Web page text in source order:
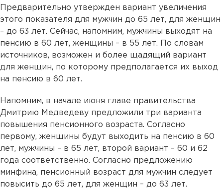
Предварительно утвержден вариант увеличения
этого показателя для мужчин до 65 лет, для женщин
– до 63 лет. Сейчас, напомним, мужчины выходят на
пенсию в 60 лет, женщины – в 55 лет. По словам
источников, возможен и более щадящий вариант
для женщин, по которому предполагается их выход
на пенсию в 60 лет.
Напомним, в начале июня главе правительства
Дмитрию Медведеву предложили три варианта
повышения пенсионного возраста. Согласно
первому, женщины будут выходить на пенсию в 60
лет, мужчины – в 65 лет, второй вариант – 60 и 62
года соответственно. Согласно предложению
минфина, пенсионный возраст для мужчин следует
повысить до 65 лет, для женщин – до 63 лет.